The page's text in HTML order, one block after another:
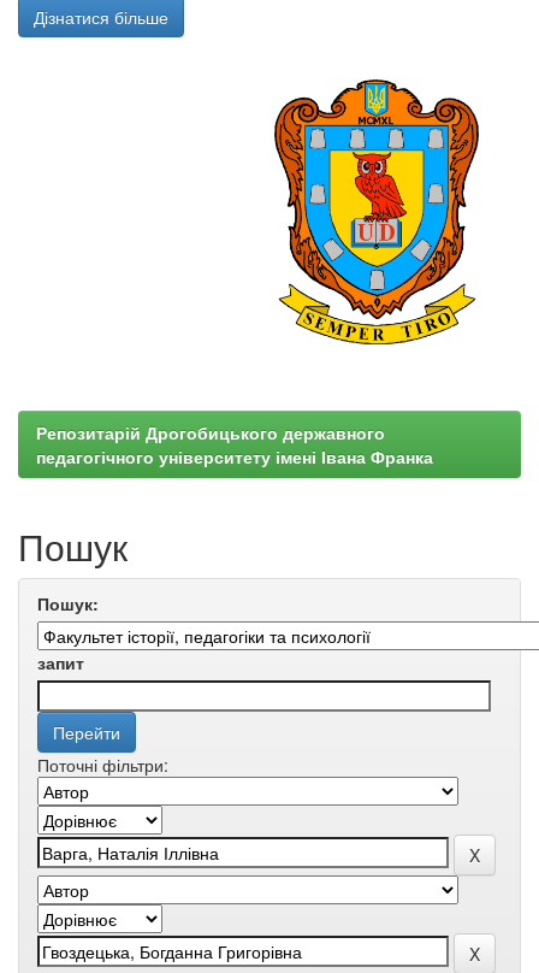
Дізнатися більше
Репозитарій Дрогобицького державного
педагогічного університету імені Івана Франка
Пошук
Пошук:
запит
Поточні фільтри: